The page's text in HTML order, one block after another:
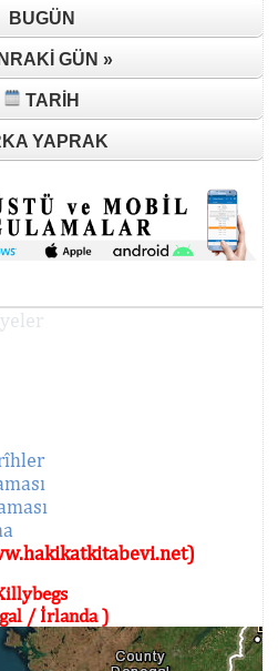
BUGÜN
GÜN »
TARIH
YAPRAK
/ İrlanda )